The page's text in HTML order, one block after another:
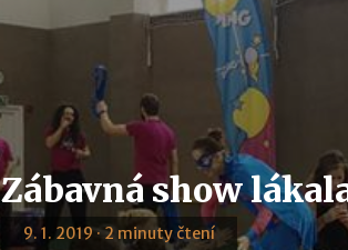
Zábavná show
9. 1. 2019 · 2 minuty čtení